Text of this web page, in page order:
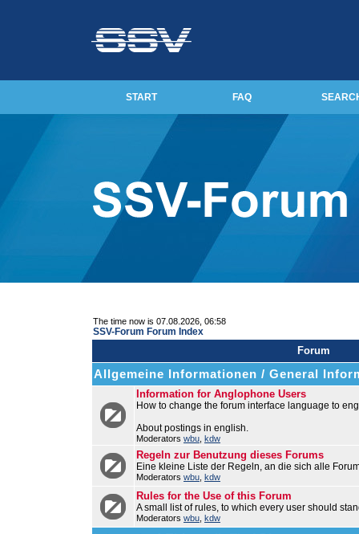
START FAQ
The time now is 07.08.2026, 06:58
SSV-Forum Forum Index
Forum
Allgemeine Informationen / General
Information for Anglophone Users
How to change the forum interface language to
About postings in english.
Moderators wbu kdw
Regeln zur Benutzung dieses Forums
Eine kleine Liste der Regeln, an die sich alle
Moderators wbu kdw
Rules for the Use of this Forum
A small list of rules, to which every user should
Moderators wbu kdw